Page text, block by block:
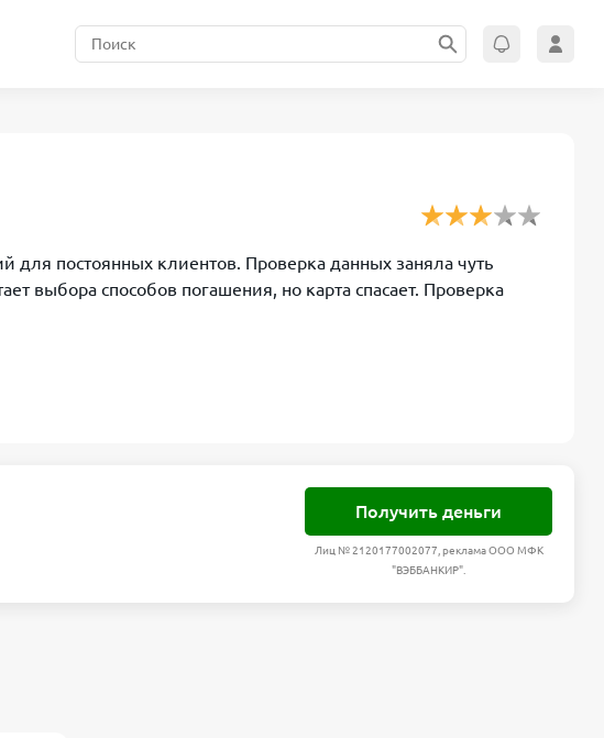
для постоянных клиентов. Проверка данных заняла чуть
выбора способов погашения, но карта спасает. Проверка
Получить деньги
Лиц № 2120177002077, реклама ООО МФК
"ВЭББАНКИР".